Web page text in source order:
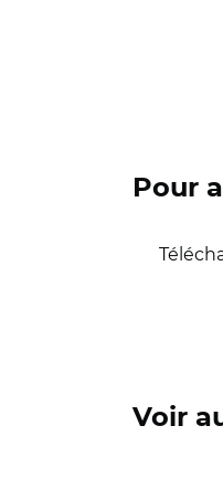
Pour
Voir